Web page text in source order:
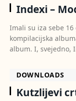
Indexi –
Imali su iza sebe
kompilacijska
album. I, svejedno,
DOWNLOADS
Kutzlijevi